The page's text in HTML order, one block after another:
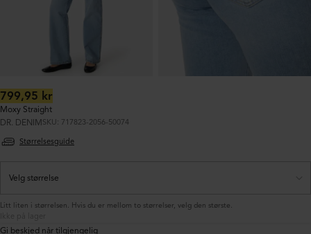
Ordinær
pris:
799,95 kr
Moxy Straight
DR. DENIMSKU: 717823-2056-50074
Størrelsesguide
Litt liten i størrelsen. Hvis du er mellom to størrelser, velg den største.
Gi beskjed når tilgjengelig